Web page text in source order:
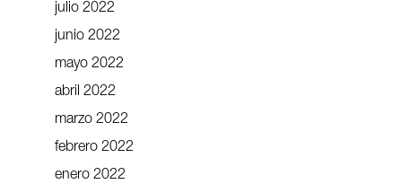
julio 2022
junio 2022
mayo 2022
abril 2022
marzo 2022
febrero 2022
enero 2022